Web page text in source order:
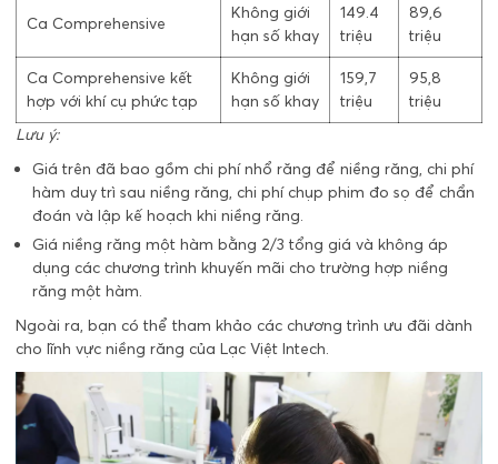
Ca Comprehensive
Không giới
hạn số khay
149.4
triệu
89,6
triệu
Ca Comprehensive kết
hợp với khí cụ phức tạp
Không giới
hạn số khay
159,7
triệu
95,8
triệu
Lưu ý:
Giá trên đã bao gồm chi phí nhổ răng để niềng răng, chi phí
hàm duy trì sau niềng răng, chi phí chụp phim đo sọ để chẩn
đoán và lập kế hoạch khi niềng răng.
Giá niềng răng một hàm bằng 2/3 tổng giá và không áp
dụng các chương trình khuyến mãi cho trường hợp niềng
răng một hàm.
Ngoài ra, bạn có thể tham khảo các chương trình ưu đãi dành
cho lĩnh vực niềng răng của Lạc Việt Intech.